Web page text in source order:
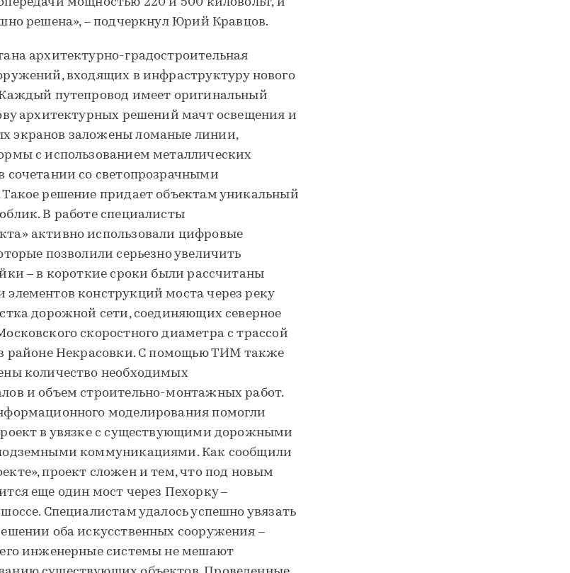
решена», – подчеркнул Юрий Кравцов.
архитектурно-градостроительная
входящих в инфраструктуру нового
путепровод имеет оригинальный
архитектурных решений мачт освещения и
экранов заложены ломаные линии,
с использованием металлических
сочетании со светопрозрачными
решение придает объектам уникальный
В работе специалисты
активно использовали цифровые
позволили серьезно увеличить
– в короткие сроки были рассчитаны
конструкций моста через реку
дорожной сети, соединяющих северное
скоростного диаметра с трассой
районе Некрасовки. С помощью ТИМ также
количество необходимых
и объем строительно-монтажных работ.
моделирования помогли
в увязке с существующими дорожными
коммуникациями. Как сообщили
проект сложен и тем, что под новым
еще один мост через Пехорку –
Специалистам удалось успешно увязать
оба искусственных сооружения –
инженерные системы не мешают